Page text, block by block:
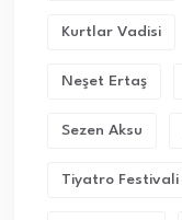
Kurtlar Vadisi
Neşet Ertaş
Sezen Aksu
Tiyatro Festivali